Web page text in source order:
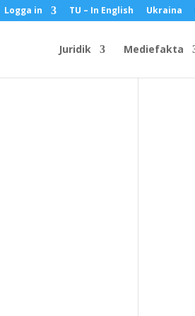
Logga in TU – In English Ukraina
Juridik Mediefakta